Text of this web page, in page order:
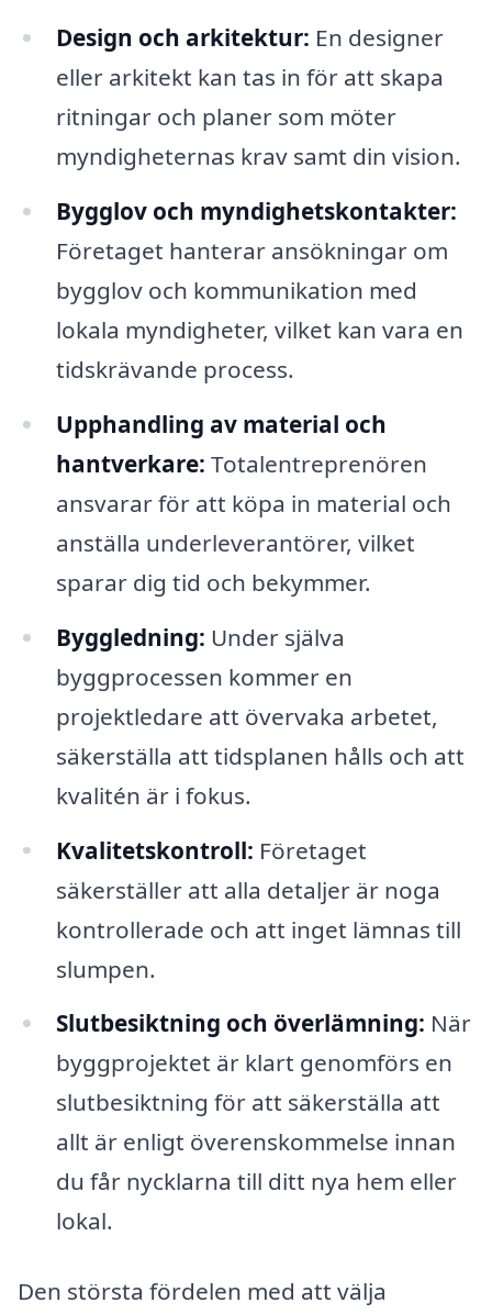
Design och arkitektur: En designer
eller arkitekt kan tas in för att skapa
ritningar och planer som möter
myndigheternas krav samt din vision.
Bygglov och myndighetskontakter:
Företaget hanterar ansökningar om
bygglov och kommunikation med
lokala myndigheter, vilket kan vara en
tidskrävande process.
Upphandling av material och
hantverkare: Totalentreprenören
ansvarar för att köpa in material och
anställa underleverantörer, vilket
sparar dig tid och bekymmer.
Byggledning: Under själva
byggprocessen kommer en
projektledare att övervaka arbetet,
säkerställa att tidsplanen hålls och att
kvalitén är i fokus.
Kvalitetskontroll: Företaget
säkerställer att alla detaljer är noga
kontrollerade och att inget lämnas till
slumpen.
Slutbesiktning och överlämning: När
byggprojektet är klart genomförs en
slutbesiktning för att säkerställa att
allt är enligt överenskommelse innan
du får nycklarna till ditt nya hem eller
lokal.
Den största fördelen med att välja